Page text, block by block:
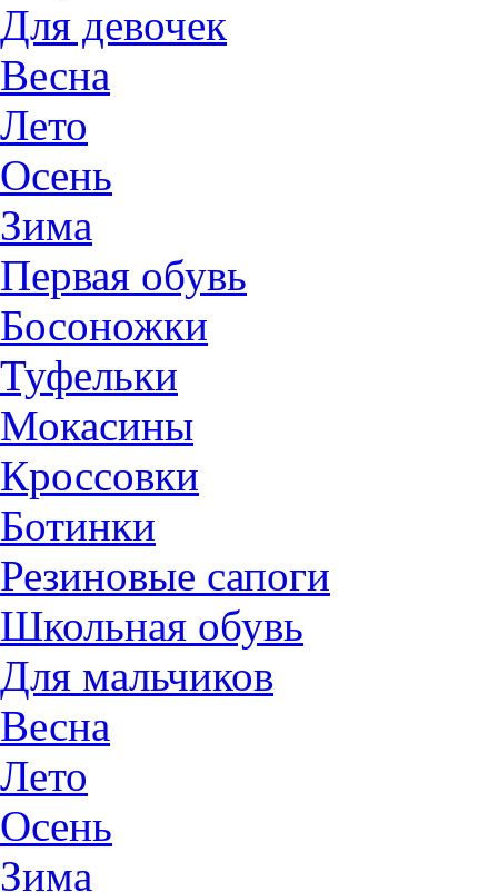
Для девочек
Весна
Лето
Осень
Зима
Первая обувь
Босоножки
Туфельки
Мокасины
Кроссовки
Ботинки
Резиновые сапоги
Школьная обувь
Для мальчиков
Весна
Лето
Осень
Зима